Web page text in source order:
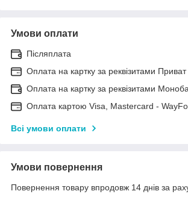
Умови оплати
Післяплата
Оплата на картку за реквізитами
Оплата на картку за реквізитами
Оплата картою Visa, Mastercard -
Всі умови оплати
Умови повернення
Повернення товару впродовж 14 днів за